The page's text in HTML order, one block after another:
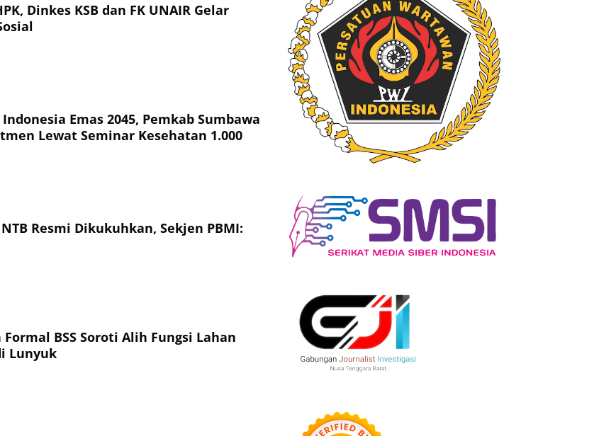
Dinkes KSB dan FK UNAIR Gelar
Emas 2045, Pemkab Sumbawa
Lewat Seminar Kesehatan 1.000
Resmi Dikukuhkan, Sekjen PBMI:
Formal BSS Soroti Alih Fungsi Lahan
Lunyuk